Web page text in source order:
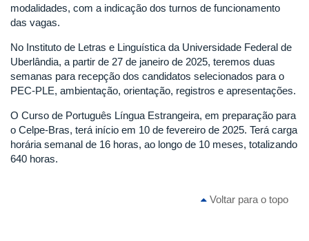
modalidades, com a indicação dos turnos de funcionamento
das vagas.
No Instituto de Letras e Linguística da Universidade Federal de
Uberlândia, a partir de 27 de janeiro de 2025, teremos duas
semanas para recepção dos candidatos selecionados para o
PEC-PLE, ambientação, orientação, registros e apresentações.
O Curso de Português Língua Estrangeira, em preparação para
o Celpe-Bras, terá início em 10 de fevereiro de 2025. Terá carga
horária semanal de 16 horas, ao longo de 10 meses, totalizando
640 horas.
Voltar para o topo